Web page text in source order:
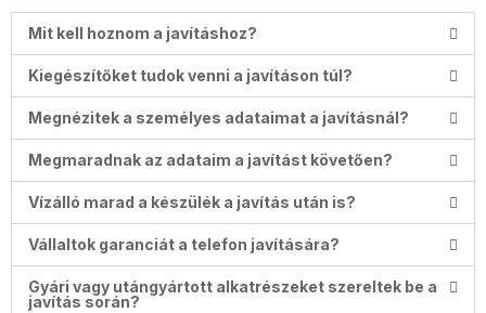
Mit kell hoznom a javításhoz?
Kiegészítőket tudok venni a javításon túl?
Megnézitek a személyes adataimat a javításnál?
Megmaradnak az adataim a javítást követően?
Vízálló marad a készülék a javítás után is?
Vállaltok garanciát a telefon javítására?
Gyári vagy utángyártott alkatrészeket szereltek be a
javítás során?